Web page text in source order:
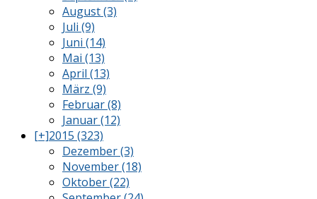
August (3)
Juli (9)
Juni (14)
Mai (13)
April (13)
März (9)
Februar (8)
Januar (12)
[+]2015 (323)
Dezember (3)
November (18)
Oktober (22)